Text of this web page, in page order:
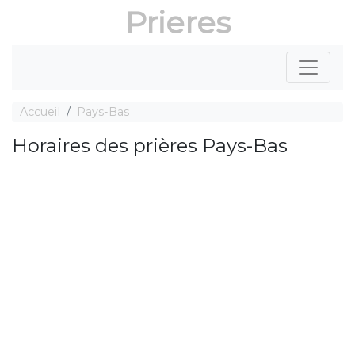
Prieres
Accueil Pays-Bas
Horaires des prières Pays-Bas